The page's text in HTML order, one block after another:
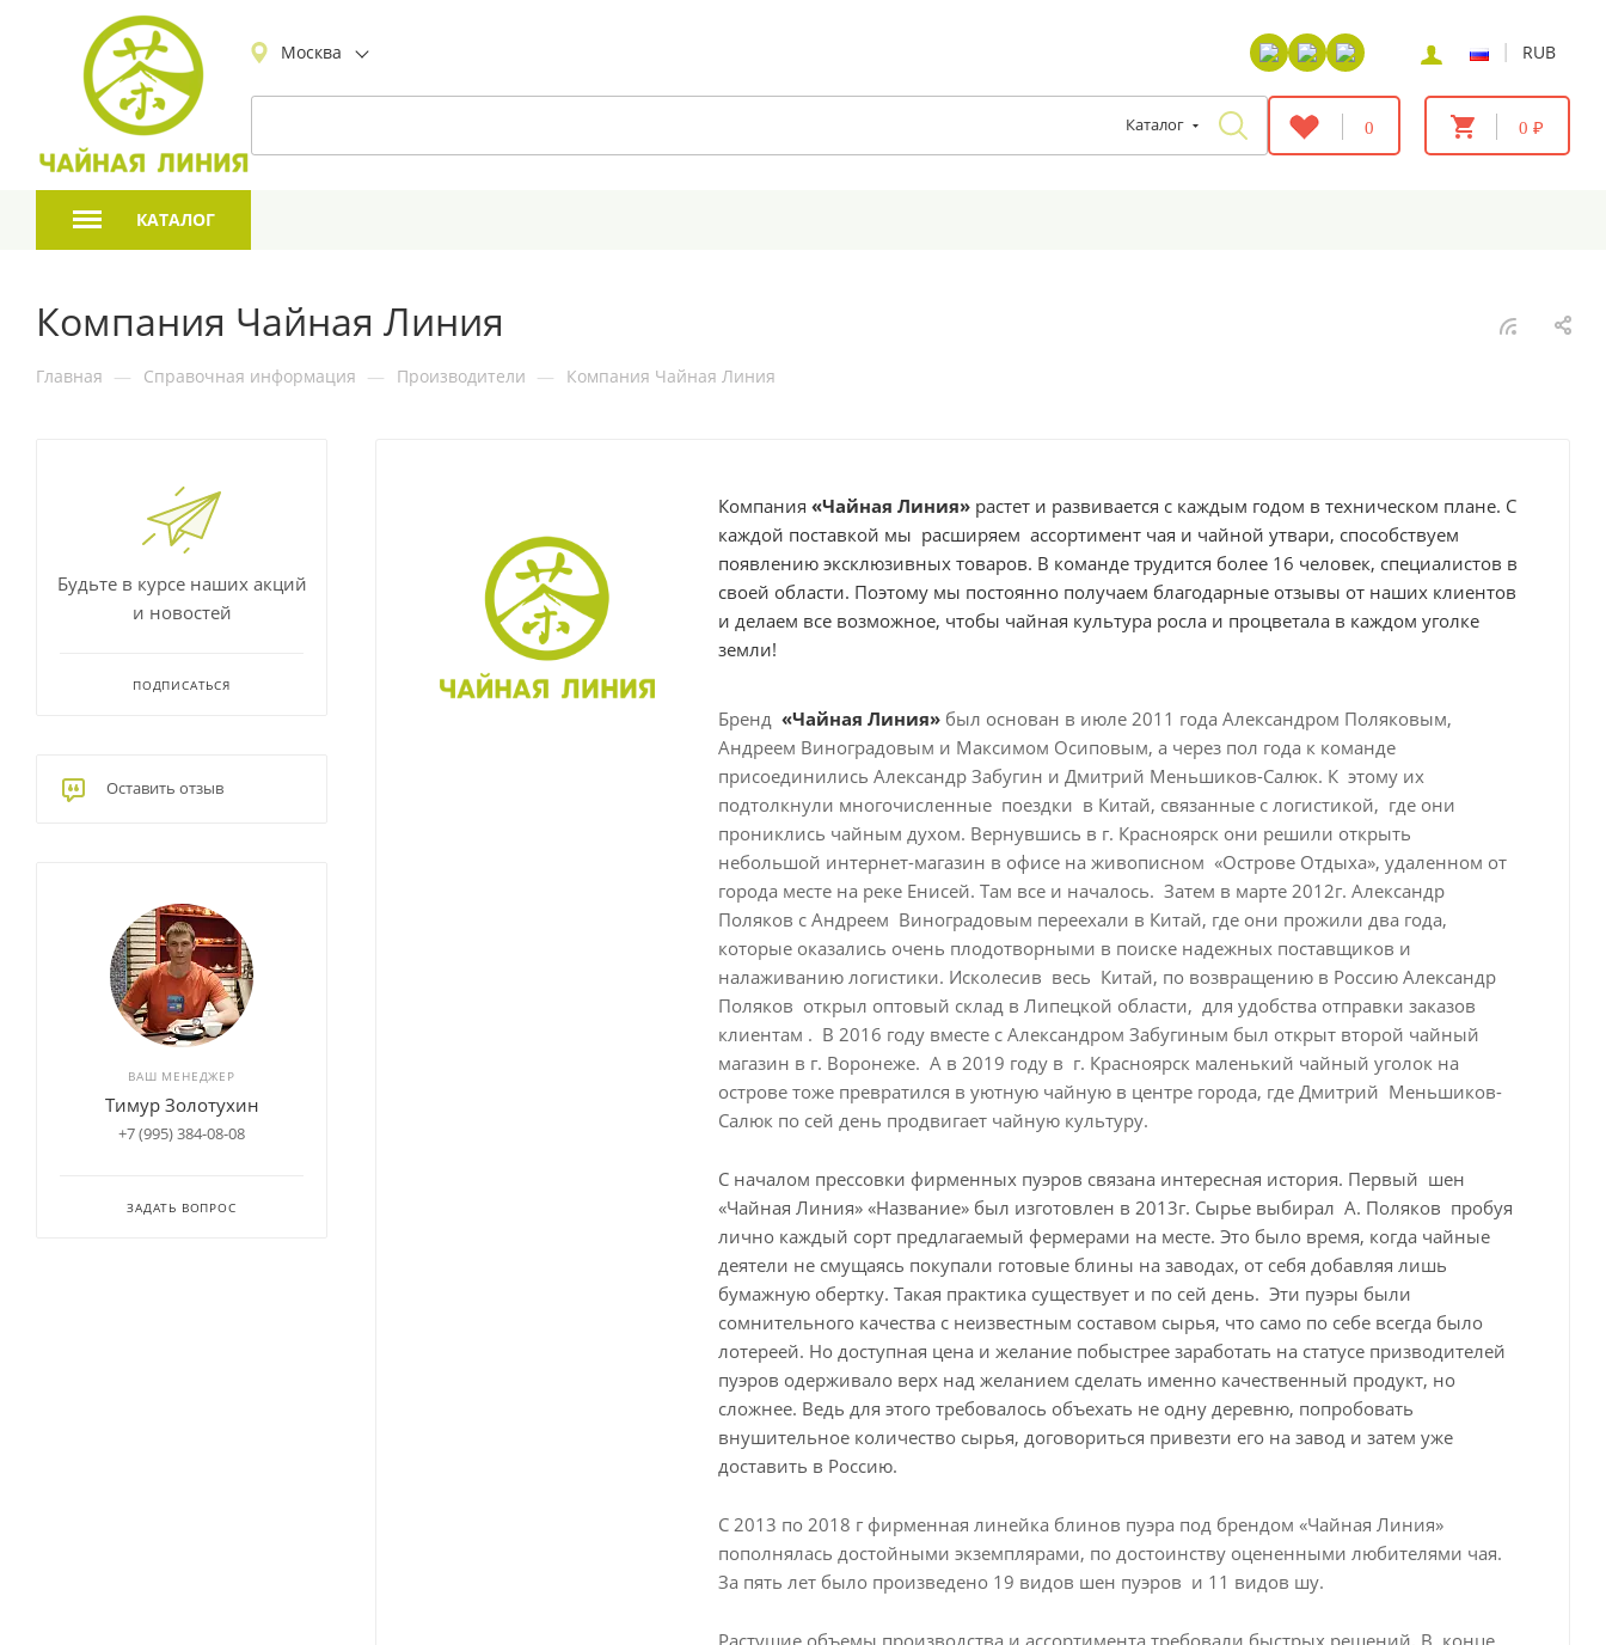
Москва | RUB
Каталог 0 0 ₽
КАТАЛОГ
Компания Чайная Линия
Главная — Справочная информация — Производители — Компания Чайная Линия
Компания «Чайная Линия» растет и развивается с каждым годом в техническом плане. С
каждой поставкой мы расширяем ассортимент чая и чайной утвари, способствуем
появлению эксклюзивных товаров. В команде трудится более 16 человек, специалистов в
своей области. Поэтому мы постоянно получаем благодарные отзывы от наших клиентов
и делаем все возможное, чтобы чайная культура росла и процветала в каждом уголке
земли!
Бренд «Чайная Линия» был основан в июле 2011 года Александром Поляковым,
Андреем Виноградовым и Максимом Осиповым, а через пол года к команде
присоединились Александр Забугин и Дмитрий Меньшиков-Салюк. К этому их
подтолкнули многочисленные поездки в Китай, связанные с логистикой, где они
прониклись чайным духом. Вернувшись в г. Красноярск они решили открыть
небольшой интернет-магазин в офисе на живописном «Острове Отдыха», удаленном от
города месте на реке Енисей. Там все и началось. Затем в марте 2012г. Александр
Поляков с Андреем Виноградовым переехали в Китай, где они прожили два года,
которые оказались очень плодотворными в поиске надежных поставщиков и
налаживанию логистики. Исколесив весь Китай, по возвращению в Россию Александр
Поляков открыл оптовый склад в Липецкой области, для удобства отправки заказов
клиентам . В 2016 году вместе с Александром Забугиным был открыт второй чайный
магазин в г. Воронеже. А в 2019 году в г. Красноярск маленький чайный уголок на
острове тоже превратился в уютную чайную в центре города, где Дмитрий Меньшиков-
Салюк по сей день продвигает чайную культуру.
С началом прессовки фирменных пуэров связана интересная история. Первый шен
«Чайная Линия» «Название» был изготовлен в 2013г. Сырье выбирал А. Поляков пробуя
лично каждый сорт предлагаемый фермерами на месте. Это было время, когда чайные
деятели не смущаясь покупали готовые блины на заводах, от себя добавляя лишь
бумажную обертку. Такая практика существует и по сей день. Эти пуэры были
сомнительного качества с неизвестным составом сырья, что само по себе всегда было
лотереей. Но доступная цена и желание побыстрее заработать на статусе призводителей
пуэров одерживало верх над желанием сделать именно качественный продукт, но
сложнее. Ведь для этого требовалось объехать не одну деревню, попробовать
внушительное количество сырья, договориться привезти его на завод и затем уже
доставить в Россию.
С 2013 по 2018 г фирменная линейка блинов пуэра под брендом «Чайная Линия»
пополнялась достойными экземплярами, по достоинству оцененными любителями чая.
За пять лет было произведено 19 видов шен пуэров и 11 видов шу.
Растущие объемы производства и ассортимента требовали быстрых решений. В конце
Будьте в курсе наших акций
и новостей
ПОДПИСАТЬСЯ
Оставить отзыв
ВАШ МЕНЕДЖЕР
Тимур Золотухин
+7 (995) 384-08-08
ЗАДАТЬ ВОПРОС